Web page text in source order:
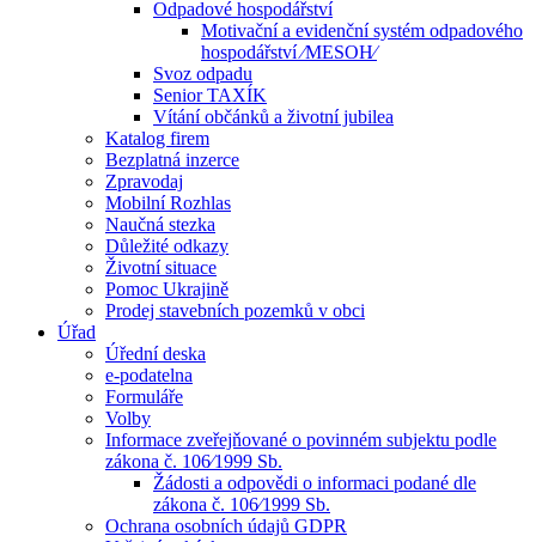
Odpadové hospodářství
Motivační a evidenční systém odpadového
hospodářství ⁄MESOH⁄
Svoz odpadu
Senior TAXÍK
Vítání občánků a životní jubilea
Katalog firem
Bezplatná inzerce
Zpravodaj
Mobilní Rozhlas
Naučná stezka
Důležité odkazy
Životní situace
Pomoc Ukrajině
Prodej stavebních pozemků v obci
Úřad
Úřední deska
e-podatelna
Formuláře
Volby
Informace zveřejňované o povinném subjektu podle
zákona č. 106⁄1999 Sb.
Žádosti a odpovědi o informaci podané dle
zákona č. 106⁄1999 Sb.
Ochrana osobních údajů GDPR